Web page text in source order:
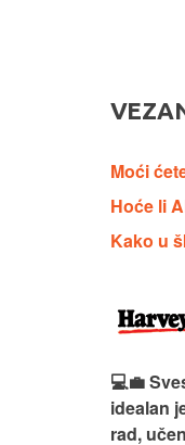
Moći
Hoće li
Kako u
💻💼
idealan
rad,